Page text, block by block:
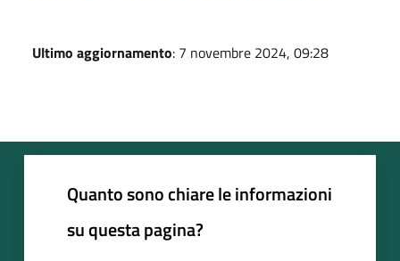
Ultimo aggiornamento: 7 novembre 2024, 09:28
Quanto sono chiare le informazioni
su questa pagina?